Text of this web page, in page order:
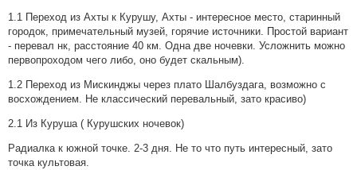
1.1 Переход из Ахты к Курушу, Ахты - интересное место, старинный
городок, примечательный музей, горячие источники. Простой вариант
- перевал нк, расстояние 40 км. Одна две ночевки. Усложнить можно
первопроходом чего либо, оно будет скальным).
1.2 Переход из Мискинджы через плато Шалбуздага, возможно с
восхождением. Не классический перевальный, зато красиво)
2.1 Из Куруша ( Курушских ночевок)
Радиалка к южной точке. 2-3 дня. Не то что путь интересный, зато
точка культовая.